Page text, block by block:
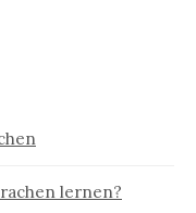
lernen?